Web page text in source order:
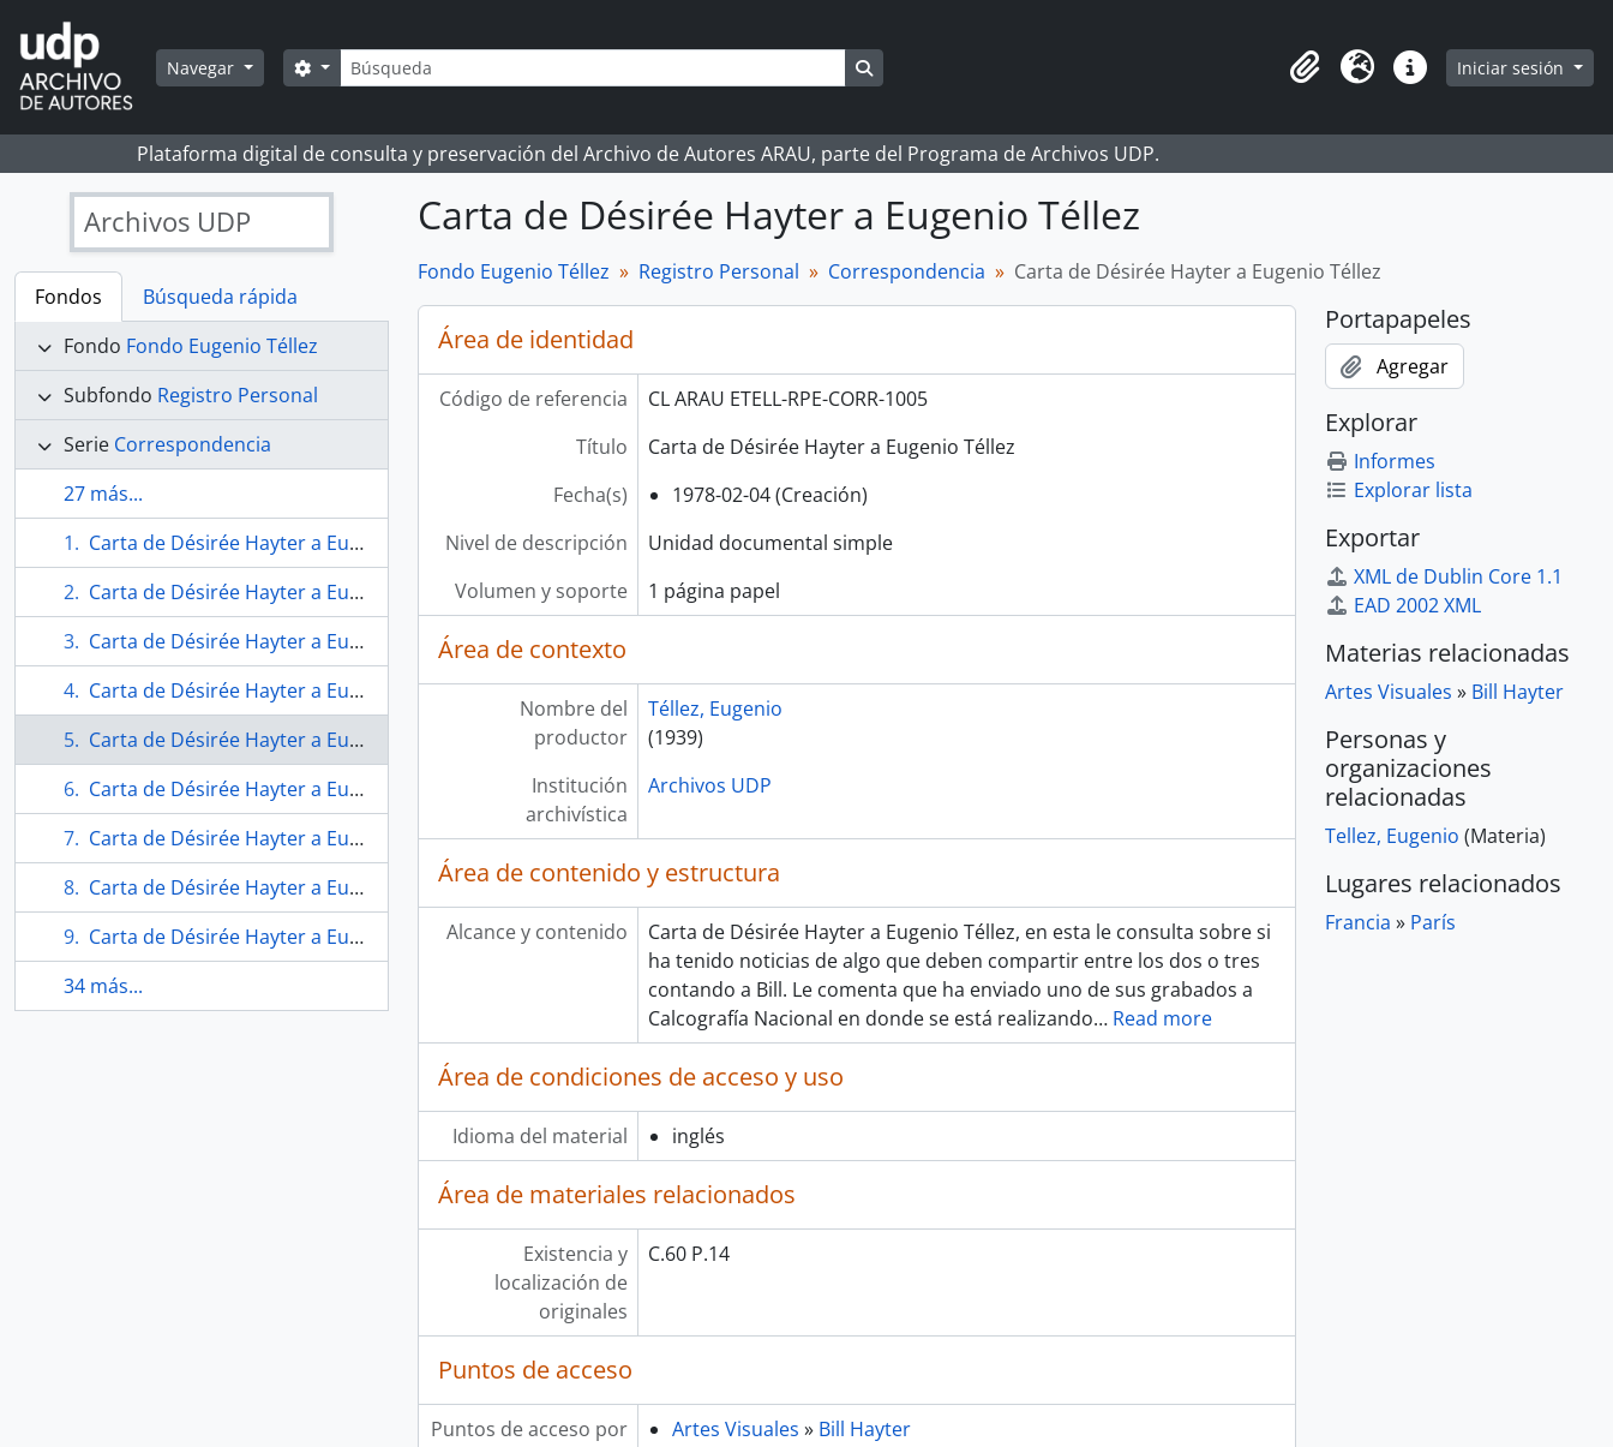
Skip to main content
Navegar Búsqueda
Search options
Portapapeles
Idioma Enlaces rápidos
Iniciar sesión
Plataforma digital de consulta y preservación del Archivo de Autores ARAU, parte del Programa de Archivos UDP.
Archivos UDP
Fondos
Búsqueda rápida
Fondo Fondo Eugenio Téllez
Subfondo Registro Personal
Serie Correspondencia
27 más...
Carta de Désirée Hayter a Eugenio Téllez
Carta de Désirée Hayter a Eugenio Téllez
Carta de Désirée Hayter a Eugenio Téllez
Carta de Désirée Hayter a Eugenio Téllez
Carta de Désirée Hayter a Eugenio Téllez
Carta de Désirée Hayter a Eugenio Téllez
Carta de Désirée Hayter a Eugenio Téllez
Carta de Désirée Hayter a Eugenio Téllez
Carta de Désirée Hayter a Eugenio Téllez
34 más...
Carta de Désirée Hayter a Eugenio Téllez
Fondo Eugenio Téllez Registro Personal Correspondencia Carta de Désirée Hayter a Eugenio Téllez
Área de identidad
Código de referencia
CL ARAU ETELL-RPE-CORR-1005
Título
Carta de Désirée Hayter a Eugenio Téllez
Fecha(s)
1978-02-04 (Creación)
Nivel de descripción
Unidad documental simple
Volumen y soporte
1 página papel
Área de contexto
Nombre del
productor
Téllez, Eugenio
(1939)
Institución
archivística
Archivos UDP
Área de contenido y estructura
Alcance y contenido
Carta de Désirée Hayter a Eugenio Téllez, en esta le consulta sobre si
ha tenido noticias de algo que deben compartir entre los dos o tres
contando a Bill. Le comenta que ha enviado uno de sus grabados a
Calcografía Nacional en donde se está realizando… Read more
Área de condiciones de acceso y uso
Idioma del material inglés
Área de materiales relacionados
Existencia y
localización de
originales
C.60 P.14
Puntos de acceso
Puntos de acceso por
Artes Visuales » Bill Hayter
Portapapeles
Agregar
Explorar
Informes
Explorar lista
Exportar
XML de Dublin Core 1.1
EAD 2002 XML
Materias relacionadas
Artes Visuales » Bill Hayter
Personas y
organizaciones
relacionadas
Tellez, Eugenio (Materia)
Lugares relacionados
Francia » París